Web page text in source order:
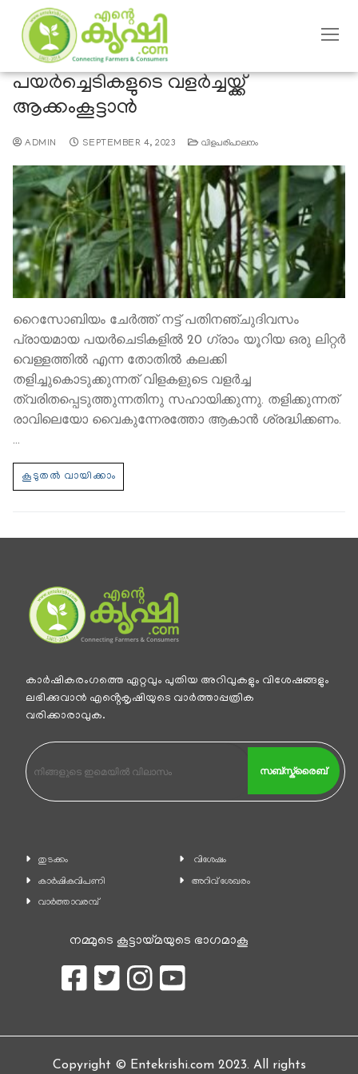
പയര്‍ച്ചെടികളുടെ വളര്‍ച്ചയ്ക്ക്
ആക്കംകൂട്ടാന്‍
ADMIN SEPTEMBER 4, 2023 വിളപരിപാലനം
റൈസോബിയം ചേര്‍ത്ത് നട്ട് പതിനഞ്ചുദിവസം
പ്രായമായ പയര്‍ചെടികളില്‍ 20 ഗ്രാം യൂറിയ ഒരു ലിറ്റര്‍
വെള്ളത്തില്‍ എന്ന തോതില്‍ കലക്കി
തളിച്ചുകൊടുക്കുന്നത് വിളകളുടെ വളര്‍ച്ച
ത്വരിതപ്പെടുത്തുന്നതിനു സഹായിക്കുന്നു. തളിക്കുന്നത്
രാവിലെയോ വൈകുന്നേരത്തോ ആകാന്‍ ശ്രദ്ധിക്കണം.
…
കാര്‍ഷികരംഗത്തെ ഏറ്റവും പുതിയ അറിവുകളും വിശേഷങ്ങളും
ലഭിക്കുവാന്‍ എൻ്റെകൃഷിയുടെ വാര്‍ത്താപ്പത്രിക
വരിക്കാരാവുക.
സബ്സ്ക്രൈബ്
തുടക്കം
കാ‍ർഷികവിപണി
വാര്‍ത്താവരമ്പ്
വിശേഷം
അറിവ് ശേഖരം
നമ്മുടെ കൂട്ടായ്മയുടെ ഭാഗമാകൂ
Copyright © Entekrishi.com 2023. All rights